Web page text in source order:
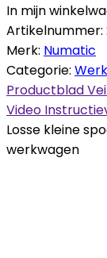
In mijn
Artikelnummer:
Merk: Numatic
Categorie:
Productblad
Video
Losse kleine
werkwagen